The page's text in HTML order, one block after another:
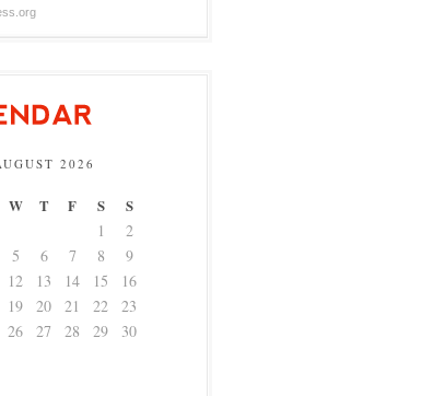
2026
W T F S S
1
2
5 6 7 8
9
12 13 14 15
16
19 20 21 22
23
26 27 28 29
30